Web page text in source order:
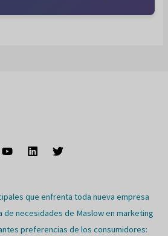
que enfrenta toda nueva empresa
de necesidades de Maslow en marketing
preferencias de los consumidores: